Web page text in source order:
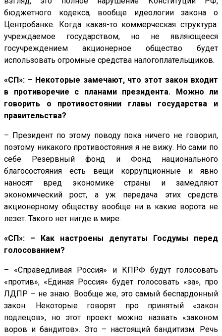
бюджетного кодекса, вообще идеологии закона о
Центробанке. Когда какая-то коммерческая структура:
учреждаемое государством, но не являющееся
госучреждением акционерное общество будет
использовать огромные средства налогоплательщиков.
«СП»: – Некоторые замечают, что этот закон входит
в противоречие с планами президента. Можно ли
говорить о противостоянии главы государства и
правительства?
– Президент по этому поводу пока ничего не говорил,
поэтому никакого противостояния я не вижу. Но сами по
себе Резервный фонд и Фонд национального
благосостояния есть вещи коррупционные и явно
наносят вред экономике страны и замедляют
экономический рост, а уж передача этих средств
акционерному обществу вообще ни в какие ворота не
лезет. Такого нет нигде в мире.
«СП»: – Как настроены депутаты Госдумы перед
голосованием?
– «Справедливая Россия» и КПРФ будут голосовать
«против», «Единая Россия» будет голосовать «за», про
ЛДПР – не знаю. Вообще же, это самый беспардонный
закон. Некоторые говорят про принятый «закон
подлецов», но этот проект можно назвать «законом
воров и бандитов». Это – настоящий бандитизм. Речь